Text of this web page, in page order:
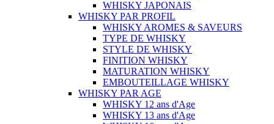
WHISKY JAPONAIS
WHISKY PAR PROFIL
WHISKY AROMES & SAVEURS
TYPE DE WHISKY
STYLE DE WHISKY
FINITION WHISKY
MATURATION WHISKY
EMBOUTEILLAGE WHISKY
WHISKY PAR AGE
WHISKY 12 ans d'Age
WHISKY 13 ans d'Age